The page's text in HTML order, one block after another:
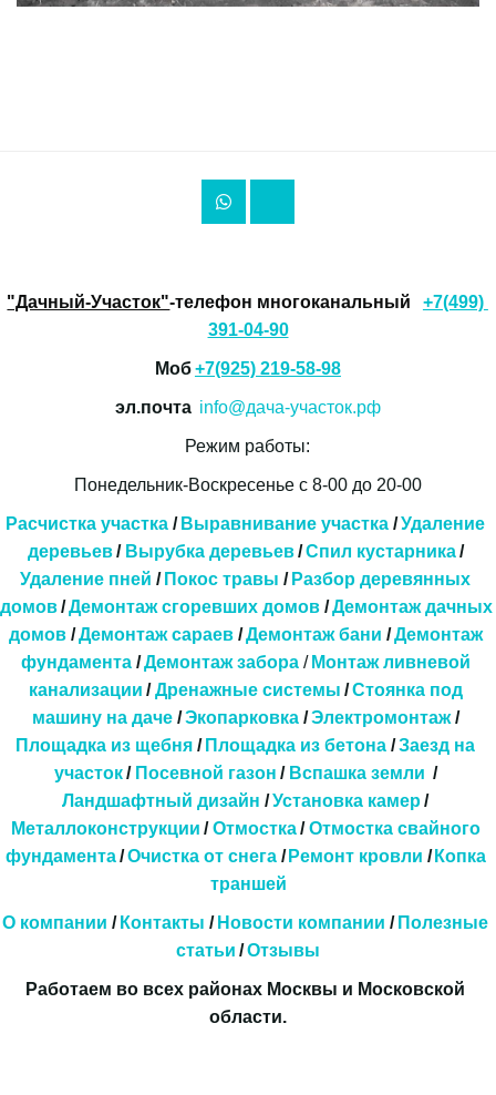
"Дачный-Участок"-телефон многоканальный
+7(499)
391-04-90
Моб +7(925) 219-58-98
эл.почта info@дача-участок.рф
Режим работы:
Понедельник-Воскресенье с 8-00 до 20-00
Расчистка участка / Выравнивание участка / Удаление
деревьев / Вырубка деревьев /Спил кустарника /
Удаление пней / Покос травы / Разбор деревянных
домов/ Демонтаж сгоревших домов / Демонтаж дачных
домов / Демонтаж сараев / Демонтаж бани / Демонтаж
фундамента / Демонтаж забора / Монтаж ливневой
канализации / Дренажные системы / Стоянка под
машину на даче / Экопарковка / Электромонтаж /
Площадка из щебня / Площадка из бетона / Заезд на
участок / Посевной газон / Вспашка земли
  /
Ландшафтный дизайн / Установка камер /
Металлоконструкции / Отмостка / Отмостка свайного
фундамента / Очистка от снега / Ремонт кровли / Копка
траншей
О компании / Контакты / Новости компании / Полезные
статьи / Отзывы
Работаем во всех районах Москвы и Московской
области.